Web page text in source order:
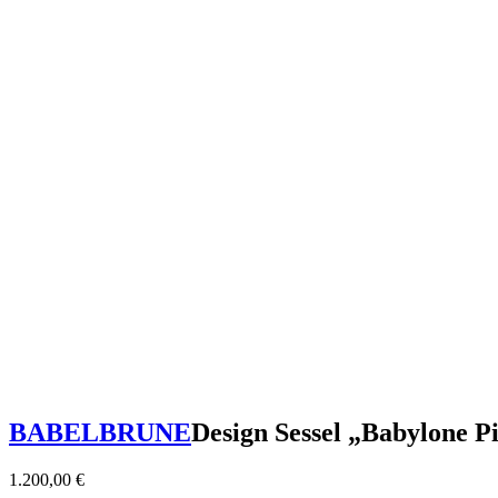
BABELBRUNEDesign Sessel „Babylone
1.200,00 €